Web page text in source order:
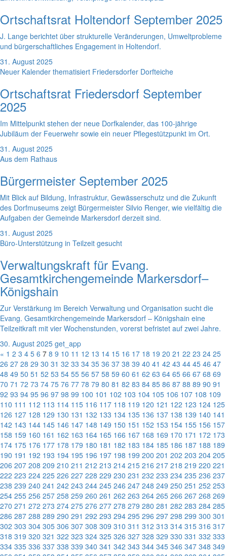
Ortschaftsrat Holtendorf September 2025
J. Lange berichtet über strukturelle Veränderungen, Umweltprobleme
und bürgerschaftliches Engagement in Holtendorf.
31. August 2025
Neuer Kalender thematisiert Friedersdorfer Dorfteiche
Ortschaftsrat Friedersdorf September
2025
Im Mittelpunkt stehen der neue Dorfkalender, das 100-jährige
Jubiläum der Feuerwehr sowie ein neuer Pflegestützpunkt im Ort.
31. August 2025
Aus dem Rathaus
Bürgermeister September 2025
Mit Blick auf Bildung, Infrastruktur, Gewässerschutz und die Zukunft
des Dorfmuseums zeigt Bürgermeister Silvio Renger, wie vielfältig die
Aufgaben der Gemeinde Markersdorf derzeit sind.
31. August 2025
Büro-Unterstützung in Teilzeit gesucht
Verwaltungskraft für Evang.
Gesamtkirchengemeinde Markersdorf–
Königshain
Zur Verstärkung im Bereich Verwaltung und Organisation sucht die
Evang. Gesamtkirchengemeinde Markersdorf – Königshain eine
Teilzeitkraft mit vier Wochenstunden, vorerst befristet auf zwei Jahre.
30. August 2025 get_app
« 1 2 3 4 5 6 7 8 9 10 11 12 13 14 15 16 17 18 19 20 21 22 23 24 25
26 27 28 29 30 31 32 33 34 35 36 37 38 39 40 41 42 43 44 45 46 47
48 49 50 51 52 53 54 55 56 57 58 59 60 61 62 63 64 65 66 67 68 69
70 71 72 73 74 75 76 77 78 79 80 81 82 83 84 85 86 87 88 89 90 91
92 93 94 95 96 97 98 99 100 101 102 103 104 105 106 107 108 109
110 111 112 113 114 115 116 117 118 119 120 121 122 123 124 125
126 127 128 129 130 131 132 133 134 135 136 137 138 139 140 141
142 143 144 145 146 147 148 149 150 151 152 153 154 155 156 157
158 159 160 161 162 163 164 165 166 167 168 169 170 171 172 173
174 175 176 177 178 179 180 181 182 183 184 185 186 187 188 189
190 191 192 193 194 195 196 197 198 199 200 201 202 203 204 205
206 207 208 209 210 211 212 213 214 215 216 217 218 219 220 221
222 223 224 225 226 227 228 229 230 231 232 233 234 235 236 237
238 239 240 241 242 243 244 245 246 247 248 249 250 251 252 253
254 255 256 257 258 259 260 261 262 263 264 265 266 267 268 269
270 271 272 273 274 275 276 277 278 279 280 281 282 283 284 285
286 287 288 289 290 291 292 293 294 295 296 297 298 299 300 301
302 303 304 305 306 307 308 309 310 311 312 313 314 315 316 317
318 319 320 321 322 323 324 325 326 327 328 329 330 331 332 333
334 335 336 337 338 339 340 341 342 343 344 345 346 347 348 349